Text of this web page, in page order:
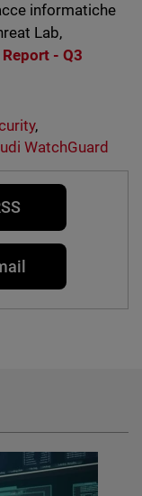
informatiche
Lab,
- Q3
,
WatchGuard